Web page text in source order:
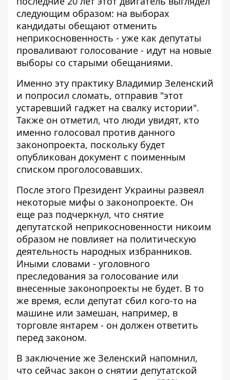
следующим образом: на выборах
кандидаты обещают отменить
неприкосновенность - уже как депутаты
проваливают голосование - идут на новые
выборы со старыми обещаниями.
Именно эту практику Владимир Зеленский
и попросил сломать, отправив "этот
устаревший гаджет на свалку истории".
Также он отметил, что люди увидят, кто
именно голосовал против данного
законопроекта, поскольку будет
опубликован документ с поименным
списком проголосовавших.
После этого Президент Украины развеял
некоторые мифы о законопроекте. Он
еще раз подчеркнул, что снятие
депутатской неприкосновенности никоим
образом не повлияет на политическую
деятельность народных избранников.
Иными словами - уголовного
преследования за голосование или
внесенные законопроекты не будет. В то
же время, если депутат сбил кого-то на
машине или замешан, например, в
торговле янтарем - он должен ответить
перед законом.
В заключение же Зеленский напомнил,
что сейчас закон о снятии депутатской